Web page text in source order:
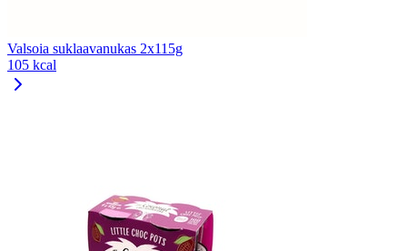
Valsoia suklaavanukas 2x115g
105 kcal